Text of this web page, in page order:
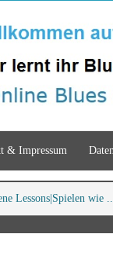
& Impressum
Lessons Spielen wie